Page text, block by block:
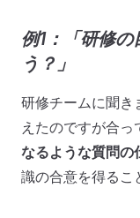
例1：「研修
う？」
研修チームに聞き
えたのですが合っ
なるような質問の
識の合意を得るこ